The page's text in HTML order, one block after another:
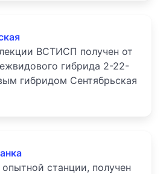
ВСТИСП получен от
гибрида 2-22-
гибридом Сентябрьская
станции, получен